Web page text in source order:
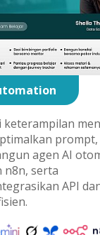
keterampilan
prompt,
agen AI
n8n, serta
API